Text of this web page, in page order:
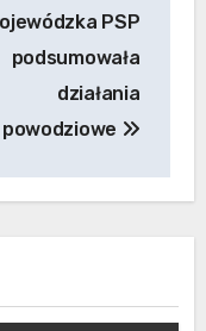
PSP
podsumowała
działania
powodziowe